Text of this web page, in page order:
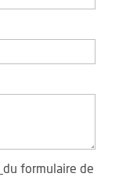
du formulaire de